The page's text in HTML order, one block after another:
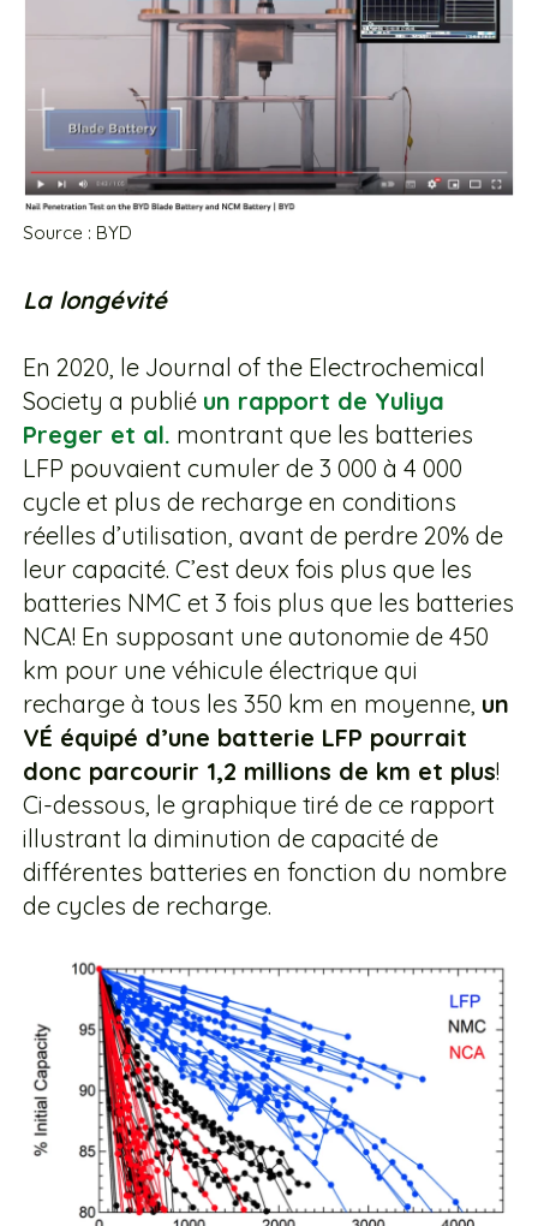
Source : BYD
La longévité
En 2020, le Journal of the Electrochemical
Society a publié un rapport de Yuliya
Preger et al. montrant que les batteries
LFP pouvaient cumuler de 3 000 à 4 000
cycle et plus de recharge en conditions
réelles d’utilisation, avant de perdre 20% de
leur capacité. C’est deux fois plus que les
batteries NMC et 3 fois plus que les batteries
NCA! En supposant une autonomie de 450
km pour une véhicule électrique qui
recharge à tous les 350 km en moyenne, un
VÉ équipé d’une batterie LFP pourrait
donc parcourir 1,2 millions de km et plus!
Ci-dessous, le graphique tiré de ce rapport
illustrant la diminution de capacité de
différentes batteries en fonction du nombre
de cycles de recharge.